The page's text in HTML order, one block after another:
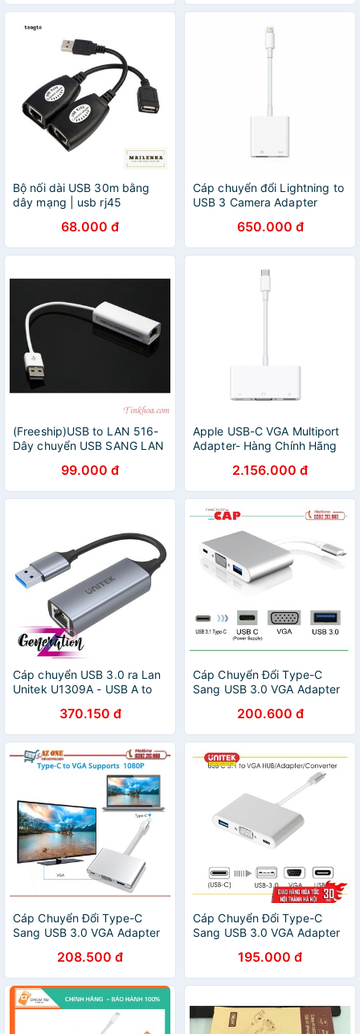
Bộ nối dài USB 30m bằng
dây mạng | usb rj45
68.000 đ
Cáp chuyển đổi Lightning to
USB 3 Camera Adapter
650.000 đ
(Freeship)USB to LAN 516-
Dây chuyển USB SANG LAN
ADAPTER99.000 đ
Apple USB-C VGA Multiport
Adapter- Hàng Chính Hãng
2.156.000 đ
Cáp chuyển USB 3.0 ra Lan
Unitek U1309A - USB A to
370.150 đ
Cáp Chuyển Đổi Type-C
Sang USB 3.0 VGA Adapter
200.600 đ
Cáp Chuyển Đổi Type-C
Sang USB 3.0 VGA Adapter
208.500 đ
Cáp Chuyển Đổi Type-C
Sang USB 3.0 VGA Adapter
195.000 đ